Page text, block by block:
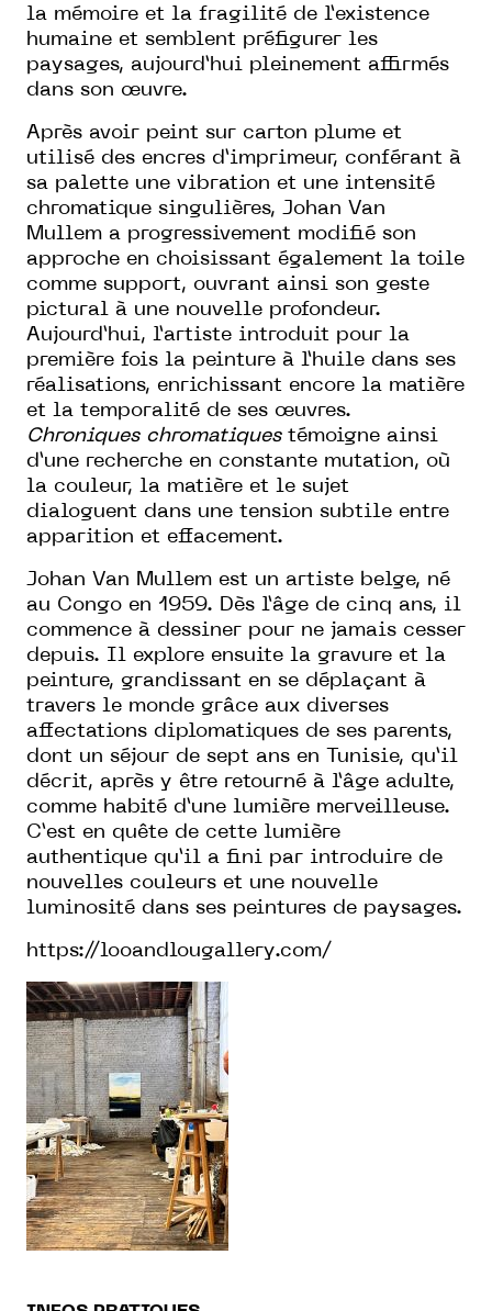
la mémoire et la fragilité de l’existence
humaine et semblent préfigurer les
paysages, aujourd’hui pleinement affirmés
dans son œuvre.
Après avoir peint sur carton plume et
utilisé des encres d’imprimeur, conférant à
sa palette une vibration et une intensité
chromatique singulières, Johan Van
Mullem a progressivement modifié son
approche en choisissant également la toile
comme support, ouvrant ainsi son geste
pictural à une nouvelle profondeur.
Aujourd’hui, l’artiste introduit pour la
première fois la peinture à l’huile dans ses
réalisations, enrichissant encore la matière
et la temporalité de ses œuvres.
Chroniques chromatiquestémoigne ainsi
d’une recherche en constante mutation, où
la couleur, la matière et le sujet
dialoguent dans une tension subtile entre
apparition et effacement.
Johan Van Mullem est un artiste belge, né
au Congo en 1959. Dès l’âge de cinq ans, il
commence à dessiner pour ne jamais cesser
depuis. Il explore ensuite la gravure et la
peinture, grandissant en se déplaçant à
travers le monde grâce aux diverses
affectations diplomatiques de ses parents,
dont un séjour de sept ans en Tunisie, qu’il
décrit, après y être retourné à l’âge adulte,
comme habité d’une lumière merveilleuse.
C’est en quête de cette lumière
authentique qu’il a fini par introduire de
nouvelles couleurs et une nouvelle
luminosité dans ses peintures de paysages.
https://looandlougallery.com/